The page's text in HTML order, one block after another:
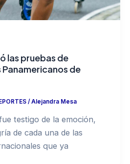
las pruebas de
de
/Alejandra Mesa
testigo de la emoción,
de cada una de las
que ya